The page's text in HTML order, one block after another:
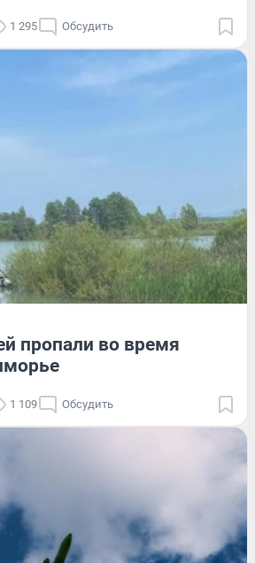
1 295 Обсудить
пропали во время
1 109 Обсудить